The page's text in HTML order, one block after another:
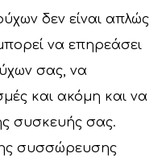
δεν είναι απλώς
να επηρεάσει
σας, να
και ακόμη και να
συσκευής σας.
συσσώρευσης